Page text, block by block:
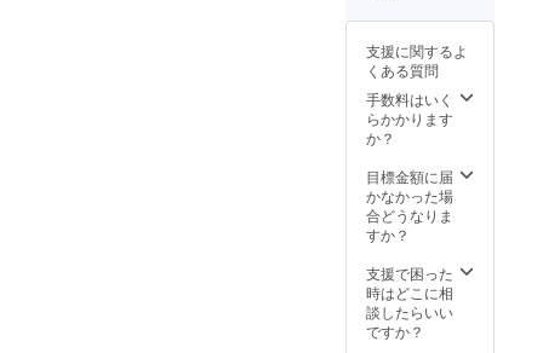
トリー
トメン
トにな
りま
す。 お
好きな
ださ
い。
ヤのあ
る指通
りなめ
らかな
髪に。
うるお
ルがカ
ラーの
ダメ―
どの外
的刺激
から髪
を保護
く洗い
上げま
す。 頭
皮環境
を整え
なが
なめら
かな髪
と地肌
リート
メント
＞ パサ
つく髪
ロー代
途料金
はかか
りませ
ん） ※
完全予
なって
おりま
す。事
前にご
ださ
い。 ※
サロン
トリー
支援に関するよ
くある質問
手数料はいく
らかかります
か？
目標金額に届
かなかった場
合どうなりま
すか？
支援で困った
時はどこに相
談したらいい
ですか？